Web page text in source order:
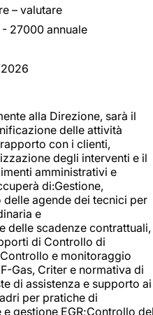
– valutare
27000 annuale
alla Direzione, sarà il
delle attività
con i clienti,
degli interventi e il
amministrativi e
di:Gestione,
agende dei tecnici per
e
delle scadenze contrattuali,
di Controllo di
e monitoraggio
Gas, Criter e normativa di
di assistenza e supporto ai
per pratiche di
gestione EGR;Controllo